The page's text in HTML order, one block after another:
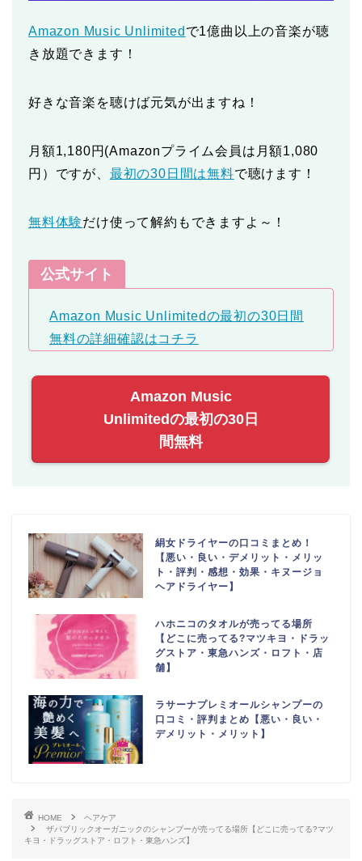
Amazon Music Unlimited で1億曲以上の音楽が聴
き放題できます！
好きな音楽を聴けば元気が出ますね！
月額1,180円(Amazonプライム会員は月額1,080
円）ですが、 最初の30日間は無料で聴けます！
無料体験だけ使って解約もできますよ～！
公式サイト
Amazon Music Unlimitedの最初の30日間
無料の詳細確認はコチラ
Amazon Music
Unlimitedの最初の30日
間無料
絹女ドライヤーの口コミまとめ！
【悪い・良い・デメリット・メリッ
ト・評判・感想・効果・キヌージョ
ヘアドライヤー】
ハホニコのタオルが売ってる場所
【どこに売ってる?マツキヨ・ドラッ
グストア・東急ハンズ・ロフト・店
舗】
ラサーナプレミオールシャンプーの
口コミ・評判まとめ【悪い・良い・
デメリット・メリット】
HOME
ヘアケア
ザパブリックオーガニックのシャンプーが売ってる場所【どこに売ってる?マツ
キヨ・ドラッグストア・ロフト・東急ハンズ】